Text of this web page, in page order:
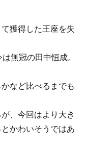
獲得した王座を失
無冠の田中恒成。
など比べるまでも
、今回はより大き
かわいそうではあ